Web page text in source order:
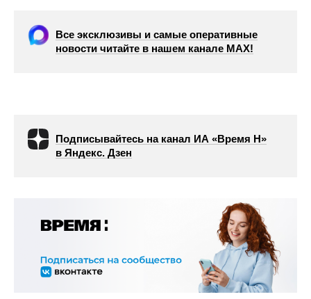
Все эксклюзивы и самые оперативные
новости читайте в нашем канале МАХ!
Подписывайтесь на канал ИА «Время Н»
в Яндекс. Дзен